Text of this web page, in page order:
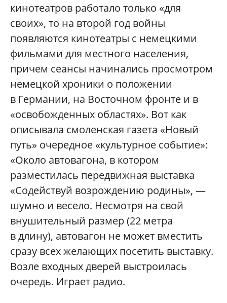
кинотеатров работало только «для
своих», то на второй год войны
появляются кинотеатры с немецкими
фильмами для местного населения,
причем сеансы начинались просмотром
немецкой хроники о положении
в Германии, на Восточном фронте и в
«освобожденных областях». Вот как
описывала смоленская газета «Новый
путь» очередное «культурное событие»:
«Около автовагона, в котором
разместилась передвижная выставка
«Содействуй возрождению родины», —
шумно и весело. Несмотря на свой
внушительный размер (22 метра
в длину), автовагон не может вместить
сразу всех желающих посетить выставку.
Возле входных дверей выстроилась
очередь. Играет радио.